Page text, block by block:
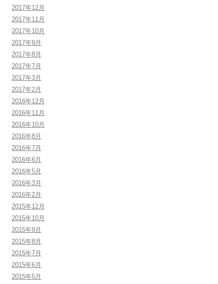
2017年12月
2017年11月
2017年10月
2017年9月
2017年8月
2017年7月
2017年3月
2017年2月
2016年12月
2016年11月
2016年10月
2016年8月
2016年7月
2016年6月
2016年5月
2016年3月
2016年2月
2015年12月
2015年10月
2015年9月
2015年8月
2015年7月
2015年6月
2015年5月